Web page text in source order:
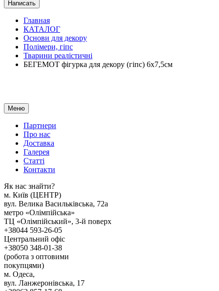
Написать
Главная
КАТАЛОГ
Основи для декору
Полімери, гіпс
Тварини реалістичні
БЕГЕМОТ фігурка для декору (гіпс) 6х7,5см
Меню
Партнери
Про нас
Доставка
Галерея
Статтi
Контакти
Як наc знайти?
м. Киïв (ЦЕНТР)
вул. Велика Васильківська, 72а
метро «Олімпійська»
ТЦ «Олімпійський», 3-й поверх
+38044 593-26-05
Центральний офіс
+38050 348-01-38
(робота з оптовими
покупцями)
м. Одеса,
вул. Ланжеронівська, 17